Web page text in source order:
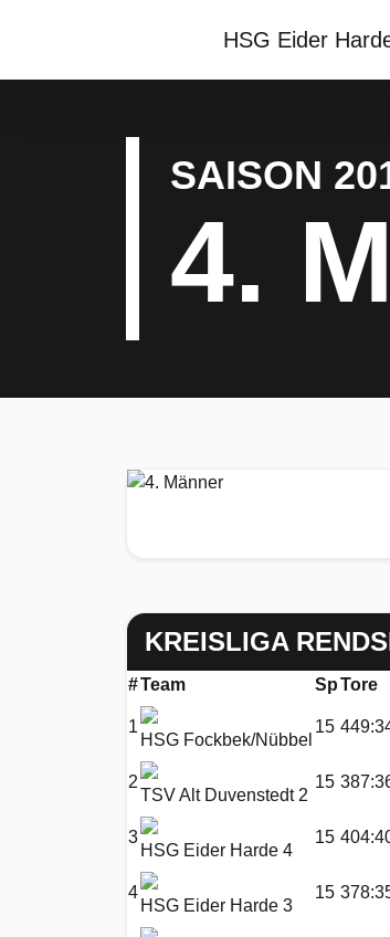
HSG Eider
SAISON
4.
KREISLIGA
#Team SpTore
1
HSG Fockbek/Nübbel
15
2
TSV Alt Duvenstedt 2
15
3
HSG Eider Harde 4
15
4
HSG Eider Harde 3
15